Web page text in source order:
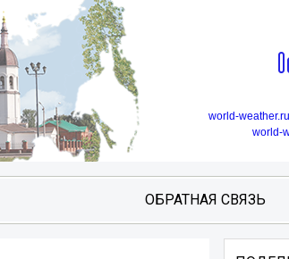
world-
world-
ОБРАТНАЯ СВЯЗЬ